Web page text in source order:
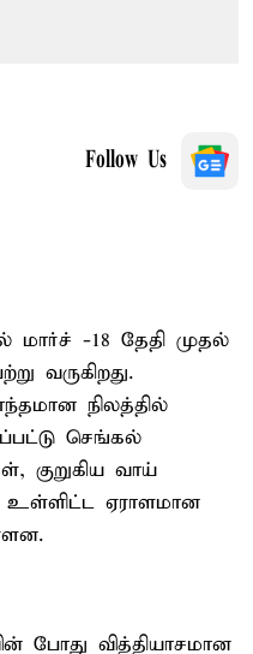
Follow Us
மார்ச் -18 தேதி முதல்
வருகிறது.
நிலத்தில்
செங்கல்
குறுகிய வாய்
ஏராளமான
போது வித்தியாசமான